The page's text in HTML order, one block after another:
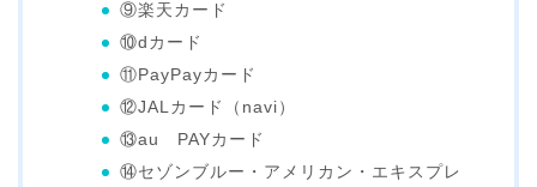
⑨楽天カード
⑩dカード
⑪PayPayカード
⑫JALカード（navi）
⑬au PAYカード
⑭セゾンブルー・アメリカン・エキスプレ